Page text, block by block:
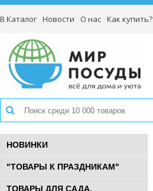
В Каталог Новости О нас Как купить?
НОВИНКИ
"ТОВАРЫ К ПРАЗДНИКАМ"
ТОВАРЫ ДЛЯ САДА,